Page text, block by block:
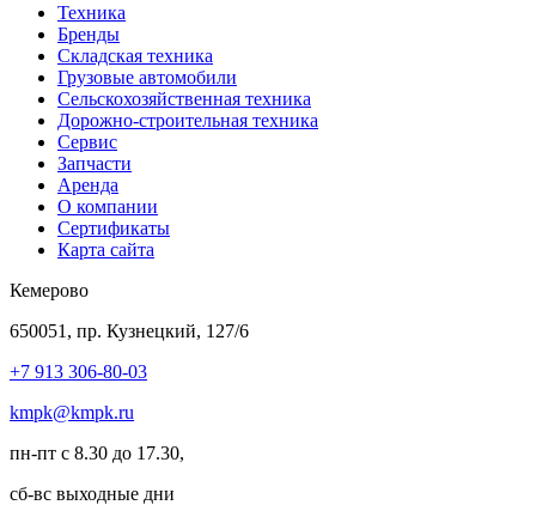
Техника
Бренды
Складская техника
Грузовые автомобили
Сельскохозяйственная техника
Дорожно-строительная техника
Сервис
Запчасти
Аренда
О компании
Сертификаты
Карта сайта
Кемерово
650051, пр. Кузнецкий, 127/6
+7 913 306-80-03
kmpk@kmpk.ru
пн-пт с 8.30 до 17.30,
сб-вс выходные дни